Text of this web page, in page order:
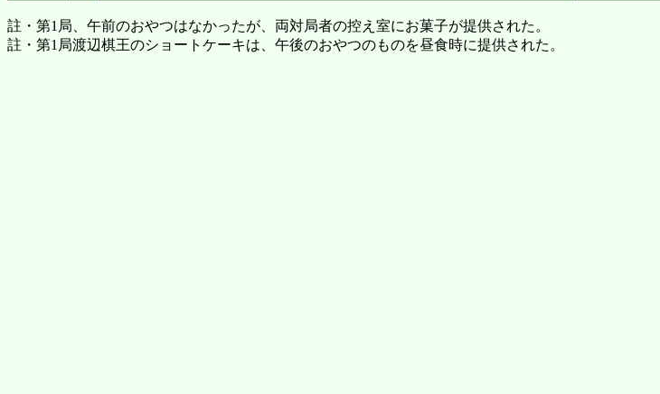
註・第1局、午前のおやつはなかったが、両対局者の控え室にお菓子が提供された。
註・第1局渡辺棋王のショートケーキは、午後のおやつのものを昼食時に提供された。